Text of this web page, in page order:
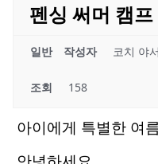
펜싱 써머 캠프
일반 작성자 코치 야서
조회 158
아이에게 특별한 여